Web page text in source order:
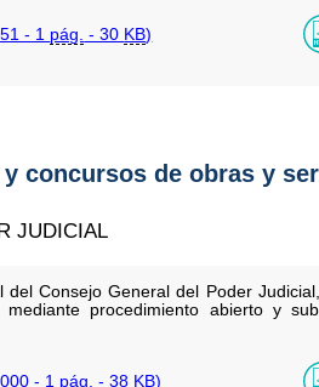
- 1 pág. - 30 KB)
concursos de obras y
JUDICIAL
del Consejo General del Poder
mediante procedimiento abierto y
- 1 pág. - 38 KB)